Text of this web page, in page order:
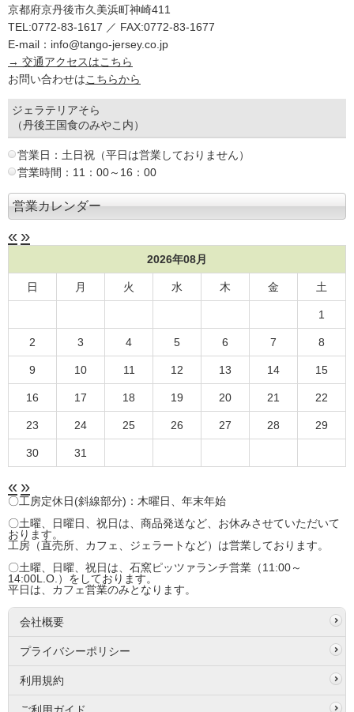
京都府京丹後市久美浜町神崎411
TEL:0772-83-1617 ／ FAX:0772-83-1677
E-mail：info@tango-jersey.co.jp
→ 交通アクセスはこちら
お問い合わせはこちらから
ジェラテリアそら
（丹後王国食のみやこ内）
営業日：土日祝（平日は営業しておりません）
営業時間：11：00～16：00
営業カレンダー
« »
2026年08月
日 月 火 水 木 金 土
1
2 3 4 5 6 7 8
9 10 11 12 13 14 15
16 17 18 19 20 21 22
23 24 25 26 27 28 29
30 31
« »
〇工房定休日(斜線部分)：木曜日、年末年始
〇土曜、日曜日、祝日は、商品発送など、お休みさせていただいて
おります。
工房（直売所、カフェ、ジェラートなど）は営業しております。
〇土曜、日曜、祝日は、石窯ピッツァランチ営業（11:00～
14:00L.O.）をしております。
平日は、カフェ営業のみとなります。
会社概要
プライバシーポリシー
利用規約